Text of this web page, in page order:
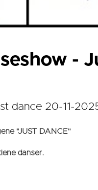
-
dance 20-11-
"JUST DANCE"
danser.